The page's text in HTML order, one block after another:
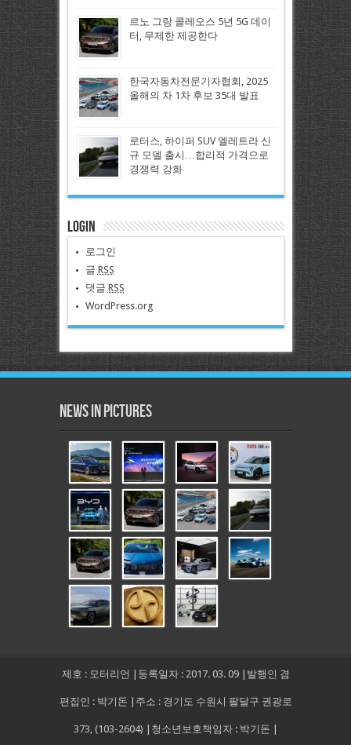
르노 그랑 콜레오스 5년 5G 데이
터, 무제한 제공한다
한국자동차전문기자협회, 2025
올해의 차 1차 후보 35대 발표
로터스, 하이퍼 SUV 엘레트라 신
규 모델 출시…합리적 가격으로
경쟁력 강화
Login
로그인
글 RSS
댓글 RSS
WordPress.org
News in Pictures
제호 : 모터리언 |등록일자 : 2017. 03. 09 |발행인 겸
편집인 : 박기돈 |주소 : 경기도 수원시 팔달구 권광로
373, (103-2604) |청소년보호책임자 : 박기돈 |